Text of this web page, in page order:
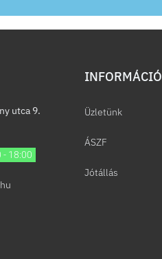
utca 9.
- 18:00
INFORMÁCIÓ​
Üzletünk
ÁSZF
Jótállás